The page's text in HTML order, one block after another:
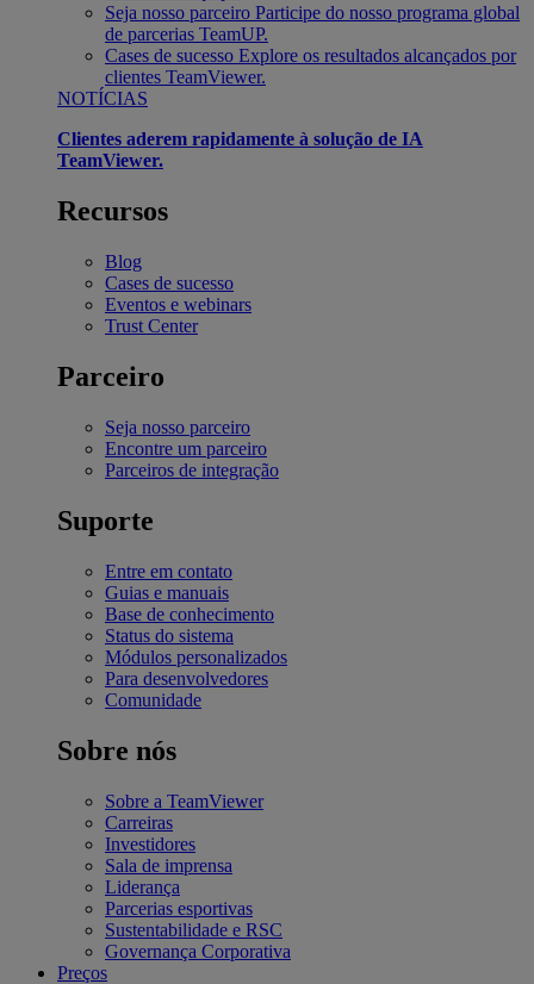
Seja nosso parceiro Participe do nosso programa global
de parcerias TeamUP.
Cases de sucesso Explore os resultados alcançados por
clientes TeamViewer.
NOTÍCIAS
Clientes aderem rapidamente à solução de IA
TeamViewer.
Recursos
Blog
Cases de sucesso
Eventos e webinars
Trust Center
Parceiro
Seja nosso parceiro
Encontre um parceiro
Parceiros de integração
Suporte
Entre em contato
Guias e manuais
Base de conhecimento
Status do sistema
Módulos personalizados
Para desenvolvedores
Comunidade
Sobre nós
Sobre a TeamViewer
Carreiras
Investidores
Sala de imprensa
Liderança
Parcerias esportivas
Sustentabilidade e RSC
Governança Corporativa
Preços